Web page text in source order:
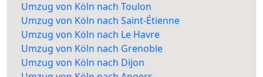
Umzug von Köln nach Toulon
Umzug von Köln nach Saint-Étienne
Umzug von Köln nach Le Havre
Umzug von Köln nach Grenoble
Umzug von Köln nach Dijon